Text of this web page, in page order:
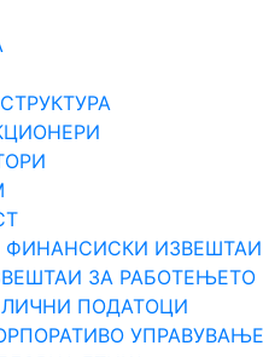
ФИНАНСИСКИ ИЗВЕШТАИ
ЗА РАБОТЕЊЕТО
ПОДАТОЦИ
УПРАВУВАЊЕ